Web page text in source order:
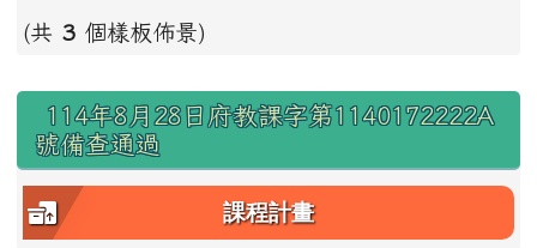
(共 3 個樣板佈景)
右邊區域內容
114年8月28日府教課字第1140172222A
號備查通過
課程計畫